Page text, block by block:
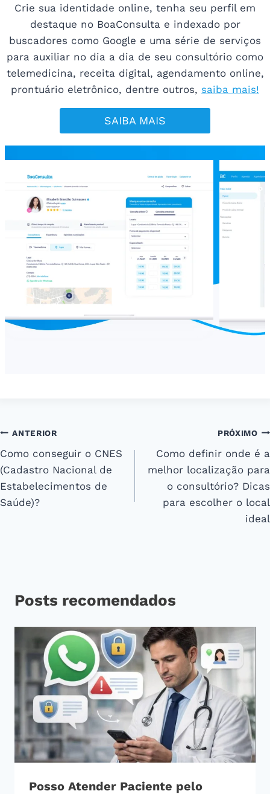
Crie sua identidade online, tenha seu perfil em
destaque no BoaConsulta e indexado por
buscadores como Google e uma série de serviços
para auxiliar no dia a dia de seu consultório como
telemedicina, receita digital, agendamento online,
prontuário eletrônico, dentre outros, saiba mais!
SAIBA MAIS
Navegação
de
Post
ANTERIOR
Como conseguir o CNES
(Cadastro Nacional de
Estabelecimentos de
Saúde)?
PRÓXIMO
Como definir onde é a
melhor localização para
o consultório? Dicas
para escolher o local
ideal
Posts recomendados
Posso Atender Paciente pelo